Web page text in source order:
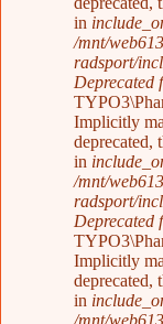
in
/mnt/
radsport/
Deprecated
Implicitly
deprecated,
in
/mnt/
radsport/
Deprecated
Implicitly
deprecated,
in
/mnt/